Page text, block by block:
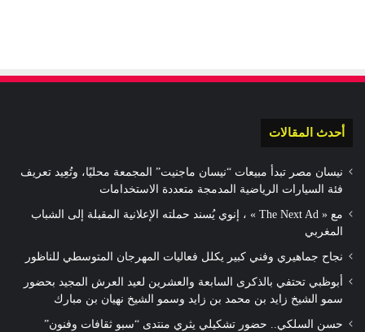
أحدث المقالات
نيسان مصر تبدأ مبيعات “نيسان ماجنيت” المجمعة محليًا، وتُعِيد تعريف
فئة السيارات الرياضية المدمجة متعددة الاستخدامات
مع « The Next Ad » ، إنوي يُسند حملته الإعلانية المقبلة إلى الشباب
المغربي
نجاح جماهيري وفني كبير يكلل فعاليات المهرجان المتوسطي للناظور
أبوظبي تحتفي بالذكرى السابعة والعشرين لعيد العرش المجيد بحضور
سمو الشيخ زايد بن محمد بن زايد وسمو الشيخ نهيان بن مبارك
حسن السلكي.. حضور تشكيلي يثري منتدى “سبو ثقافات وفنون”